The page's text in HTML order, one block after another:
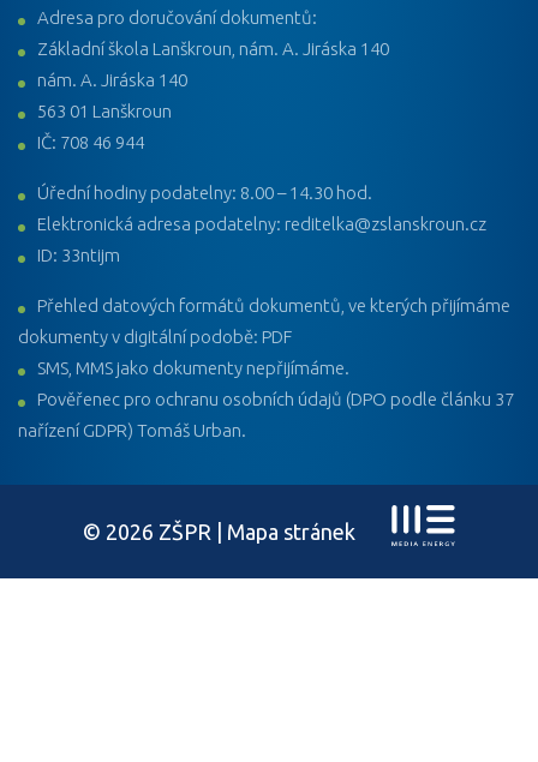
Adresa pro doručování dokumentů:
Základní škola Lanškroun, nám. A. Jiráska 140
nám. A. Jiráska 140
563 01 Lanškroun
IČ: 708 46 944
Úřední hodiny podatelny: 8.00 – 14.30 hod.
Elektronická adresa podatelny: reditelka@zslanskroun.cz
ID: 33ntijm
Přehled datových formátů dokumentů, ve kterých přijímáme
dokumenty v digitální podobě: PDF
SMS, MMS jako dokumenty nepřijímáme.
Pověřenec pro ochranu osobních údajů (DPO podle článku 37
nařízení GDPR) Tomáš Urban.
© 2026 ZŠPR | Mapa stránek